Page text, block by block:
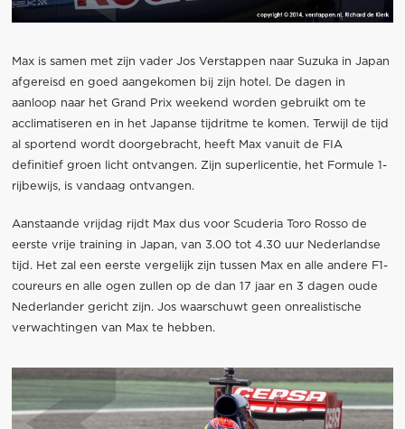
Max is samen met zijn vader Jos Verstappen naar Suzuka in Japan
afgereisd en goed aangekomen bij zijn hotel. De dagen in
aanloop naar het Grand Prix weekend worden gebruikt om te
acclimatiseren en in het Japanse tijdritme te komen. Terwijl de tijd
al sportend wordt doorgebracht, heeft Max vanuit de FIA
definitief groen licht ontvangen. Zijn superlicentie, het Formule 1-
rijbewijs, is vandaag ontvangen.
Aanstaande vrijdag rijdt Max dus voor Scuderia Toro Rosso de
eerste vrije training in Japan, van 3.00 tot 4.30 uur Nederlandse
tijd. Het zal een eerste vergelijk zijn tussen Max en alle andere F1-
coureurs en alle ogen zullen op de dan 17 jaar en 3 dagen oude
Nederlander gericht zijn. Jos waarschuwt geen onrealistische
verwachtingen van Max te hebben.